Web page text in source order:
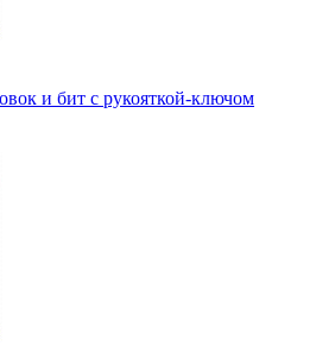
и бит с рукояткой-ключом